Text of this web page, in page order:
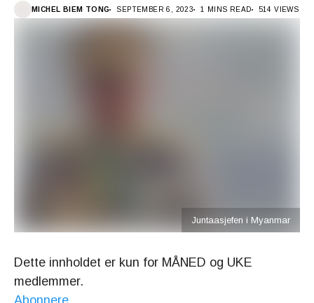
MICHEL BIEM TONG SEPTEMBER 6, 2023 1 MINS READ 514 VIEWS
Juntaasjefen i Myanmar
Dette innholdet er kun for MÅNED og UKE
medlemmer.
Abonnere